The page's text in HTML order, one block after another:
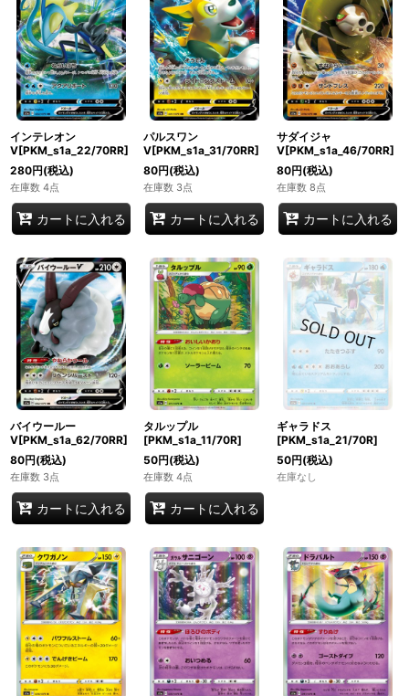
インテレオン
V[PKM_s1a_22/70RR]
280円(税込)
在庫数 4点
カートに入れる
パルスワン
V[PKM_s1a_31/70RR]
80円(税込)
在庫数 3点
カートに入れる
サダイジャ
V[PKM_s1a_46/70RR]
80円(税込)
在庫数 8点
カートに入れる
バイウールー
V[PKM_s1a_62/70RR]
80円(税込)
在庫数 3点
カートに入れる
タルップル
[PKM_s1a_11/70R]
50円(税込)
在庫数 4点
カートに入れる
ギャラドス
[PKM_s1a_21/70R]
50円(税込)
在庫なし